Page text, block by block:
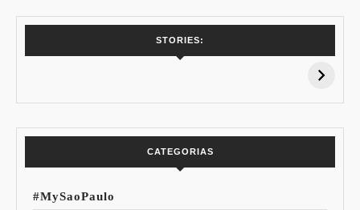
STORIES:
15% de
Pessoal: Os
CATEGORIAS
#MySaoPaulo